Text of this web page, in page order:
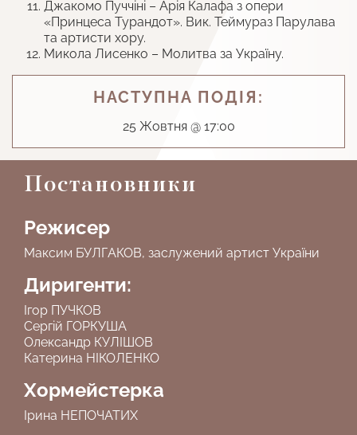
Джакомо Пуччіні – Арія Калафа з опери
«Принцеса Турандот». Вик. Теймураз Парулава
та артисти хору.
Микола Лисенко – Молитва за Україну.
НАСТУПНА ПОДІЯ:
25 Жовтня @ 17:00
Постановники
Режисер
Максим БУЛГАКОВ, заслужений артист України
Диригенти:
Ігор ПУЧКОВ
Сергій ГОРКУША
Олександр КУЛІШОВ
Катерина НІКОЛЕНКО
Хормейстерка
Ірина НЕПОЧАТИХ